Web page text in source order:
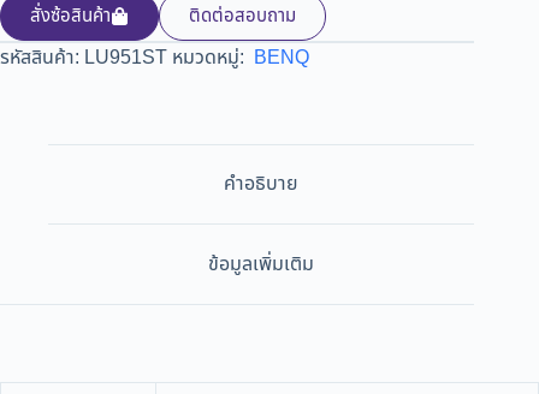
สั่งซ้อสินค้า
ติดต่อสอบถาม
รหัสสินค้า: LU951ST หมวดหมู่: BENQ
คำอธิบาย
ข้อมูลเพิ่มเติม